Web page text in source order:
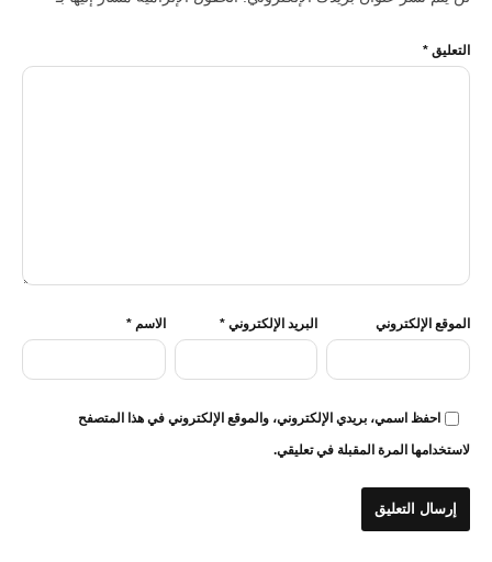
التعليق *
الاسم* البريد الإلكتروني * الموقع الإلكتروني
احفظ اسمي، بريدي الإلكتروني، والموقع الإلكتروني في هذا المتصفح
لاستخدامها المرة المقبلة في تعليقي.